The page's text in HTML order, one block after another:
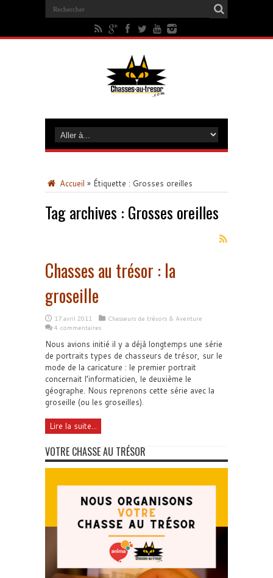
Accueil » Étiquette : Grosses oreilles
Tag archives : Grosses oreilles
Chasses au trésor : la
groseille
17 avril 2011
Chasseurs de trésors & Aventure
4 commentaires
Nous avions initié il y a déjà longtemps une série
de portraits types de chasseurs de trésor, sur le
mode de la caricature : le premier portrait
concernait l’informaticien, le deuxième le
géographe. Nous reprenons cette série avec la
groseille (ou les groseilles).
Lire la suite...
VOTRE CHASSE AU TRÉSOR